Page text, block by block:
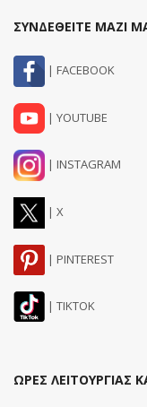
ΣΥΝΔΕΘΕΙΤΕ ΜΑΖΙ
| FACEBOOK
| YOUTUBE
| INSTAGRAM
| X
| PINTEREST
| TIKTOK
ΩΡΕΣ ΛΕΙΤΟΥΡΓΙΑΣ